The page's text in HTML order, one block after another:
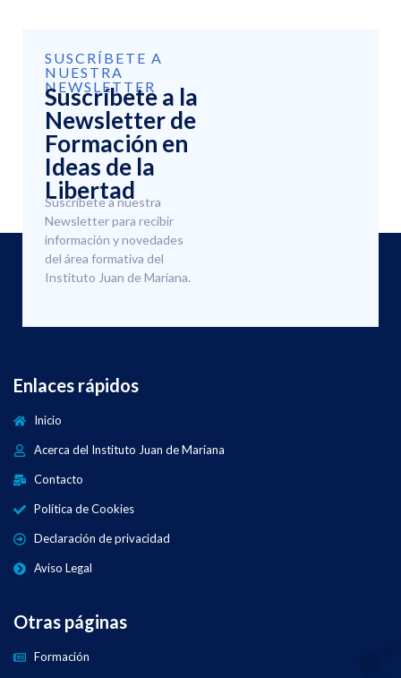
SUSCRÍBETE A
NUESTRA
NEWSLETTER
Suscríbete a la
Newsletter de
Formación en
Ideas de la
Libertad
Suscríbete a nuestra
Newsletter para recibir
información y novedades
del área formativa del
Instituto Juan de Mariana.
Enlaces rápidos
Inicio
Acerca del Instituto Juan de Mariana
Contacto
Política de Cookies
Declaración de privacidad
Aviso Legal
Otras páginas
Formación